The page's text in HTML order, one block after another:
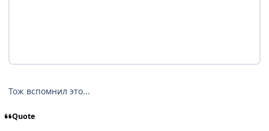
Тож вспомнил это...
Quote